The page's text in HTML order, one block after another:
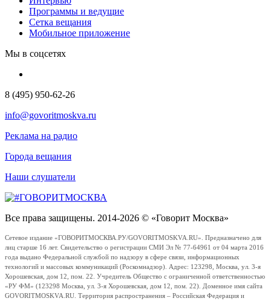
Программы и ведущие
Сетка вещания
Мобильное приложение
Мы в соцсетях
8 (495) 950-62-26
info@govoritmoskva.ru
Реклама на радио
Города вещания
Наши слушатели
Все права защищены. 2014-2026 © «Говорит Москва»
Сетевое издание «ГОВОРИТМОСКВА.РУ/GOVORITMOSKVA.RU». Предназначено для
лиц старше 16 лет. Свидетельство о регистрации СМИ Эл № 77-64961 от 04 марта 2016
года выдано Федеральной службой по надзору в сфере связи, информационных
технологий и массовых коммуникаций (Роскомнадзор). Адрес: 123298, Москва, ул. 3-я
Хорошевская, дом 12, пом. 22. Учредитель Общество с ограниченной ответственностью
«РУ ФМ» (123298 Москва, ул. 3-я Хорошевская, дом 12, пом. 22). Доменное имя сайта
GOVORITMOSKVA.RU. Территория распространения – Российская Федерация и